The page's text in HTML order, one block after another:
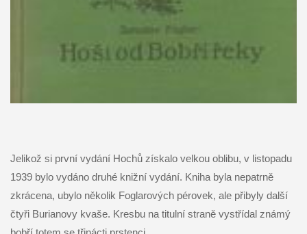
Jelikož si první vydání Hochů získalo velkou oblibu, v listopadu
1939 bylo vydáno druhé knižní vydání. Kniha byla nepatrně
zkrácena, ubylo několik Foglarových pérovek, ale přibyly další
čtyři Burianovy kvaše. Kresbu na titulní straně vystřídal známý